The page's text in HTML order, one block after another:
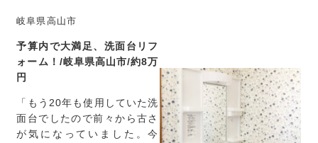
岐阜県高山市
予算内で大満足、洗面台リフ
ォーム！/岐阜県高山市/約8万
円
「もう20年も使用していた洗
面台でしたので前々から古さ
が気になっていました。今